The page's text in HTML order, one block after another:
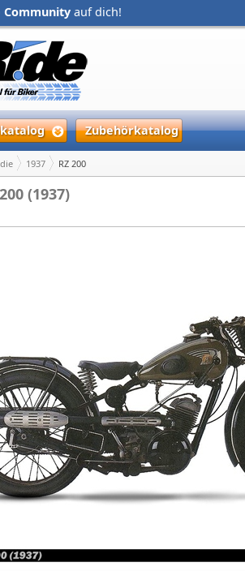
Community auf dich!
Zubehörkatalog
1937 RZ 200
(1937)